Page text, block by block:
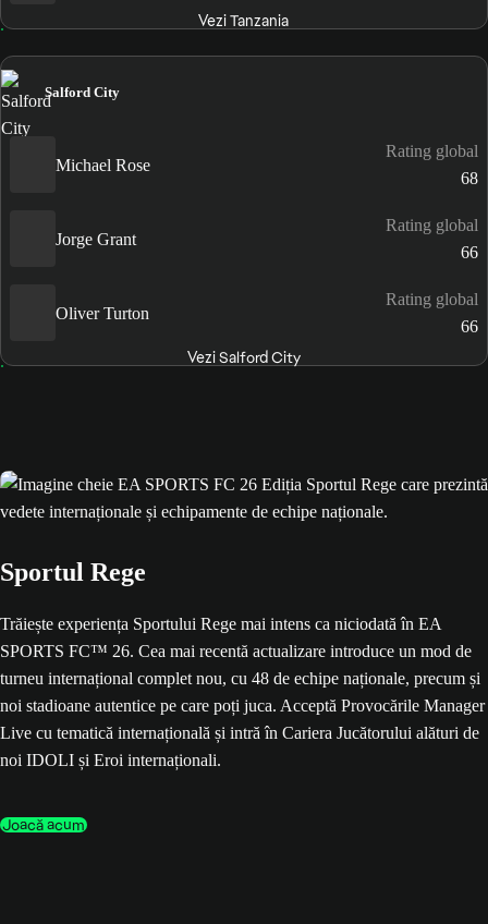
Vezi Tanzania
Salford City
Michael Rose
Rating global
68
Jorge Grant
Rating global
66
Oliver Turton
Rating global
66
Vezi Salford City
Sportul Rege
Trăiește experiența Sportului Rege mai intens ca niciodată în EA
SPORTS FC™ 26. Cea mai recentă actualizare introduce un mod de
turneu internațional complet nou, cu 48 de echipe naționale, precum și
noi stadioane autentice pe care poți juca. Acceptă Provocările Manager
Live cu tematică internațională și intră în Cariera Jucătorului alături de
noi IDOLI și Eroi internaționali.
Joacă acum